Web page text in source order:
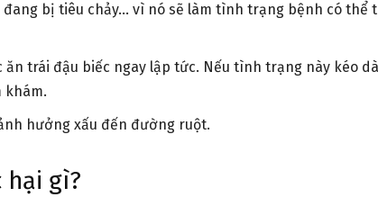
bị tiêu chảy… vì nó sẽ làm tình trạng bệnh có thể
trái đậu biếc ngay lập tức. Nếu tình trạng này kéo
khám.
hưởng xấu đến đường ruột.
hại gì?